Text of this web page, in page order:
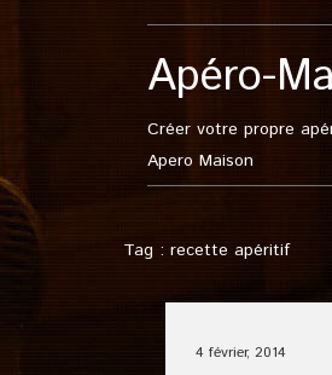
Apéro-
Créer votre propre
Apero Maison
Tag : recette apéritif
4 février, 2014